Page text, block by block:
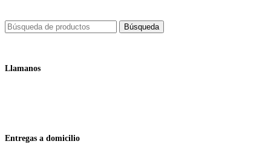
Búsqueda
Llamanos
Entregas a domicilio